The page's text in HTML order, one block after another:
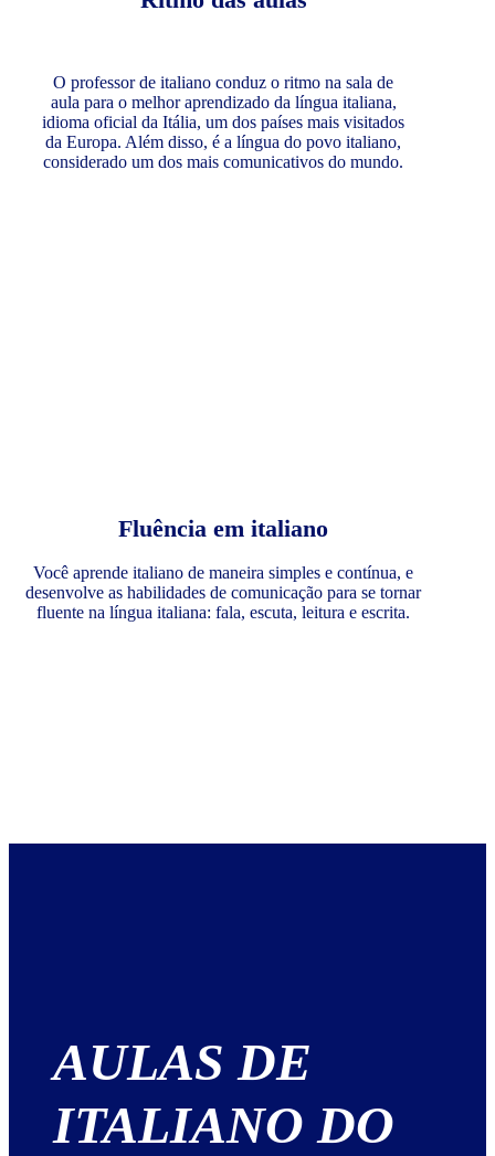
O professor de italiano conduz o ritmo na sala de
aula para o melhor aprendizado da língua italiana,
idioma oficial da Itália, um dos países mais visitados
da Europa. Além disso, é a língua do povo italiano,
considerado um dos mais comunicativos do mundo.
Fluência em italiano
Você aprende italiano de maneira simples e contínua, e
desenvolve as habilidades de comunicação para se tornar
fluente na língua italiana: fala, escuta, leitura e escrita.
AULAS DE
ITALIANO DO